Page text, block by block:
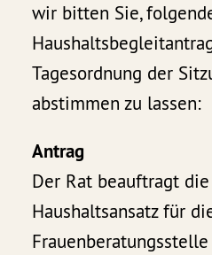
wir bitten Sie,
Tagesordnung der
abstimmen zu lassen:
Antrag
Der Rat beauftragt
Haushaltsansatz für